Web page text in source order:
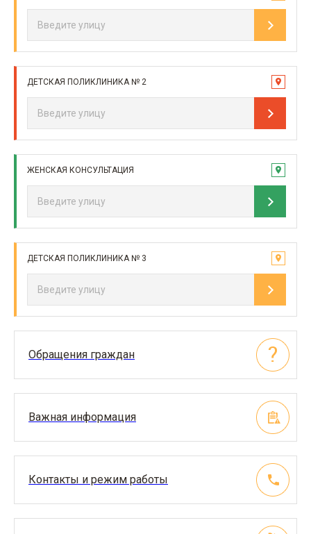
ДЕТСКАЯ ПОЛИКЛИНИКА № 2
ЖЕНСКАЯ КОНСУЛЬТАЦИЯ
ДЕТСКАЯ ПОЛИКЛИНИКА № 3
Обращения граждан
Важная информация
Контакты и режим работы